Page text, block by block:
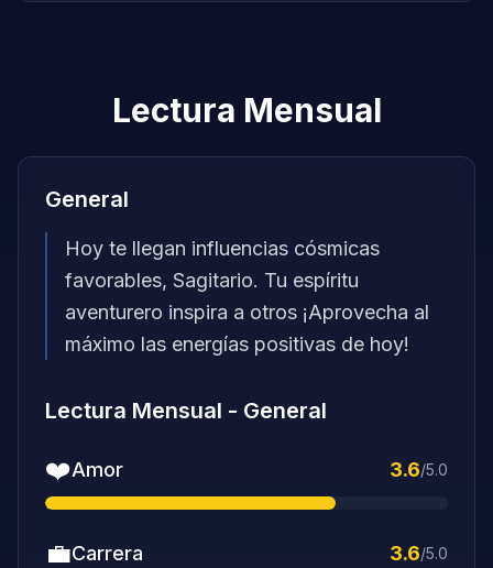
Lectura Mensual
General
Hoy te llegan influencias cósmicas
favorables, Sagitario. Tu espíritu
aventurero inspira a otros ¡Aprovecha al
máximo las energías positivas de hoy!
Lectura Mensual - General
❤️Amor 3.6/5.0
💼Carrera 3.6/5.0